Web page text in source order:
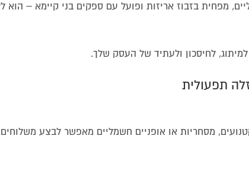
מפחית בזבוז אריזות ופועל עם ספקים בני קיימא – הוא
לחיסכון ולעתיד של העסק שלך.
מסחריות או אופניים חשמליים מאפשר לבצע